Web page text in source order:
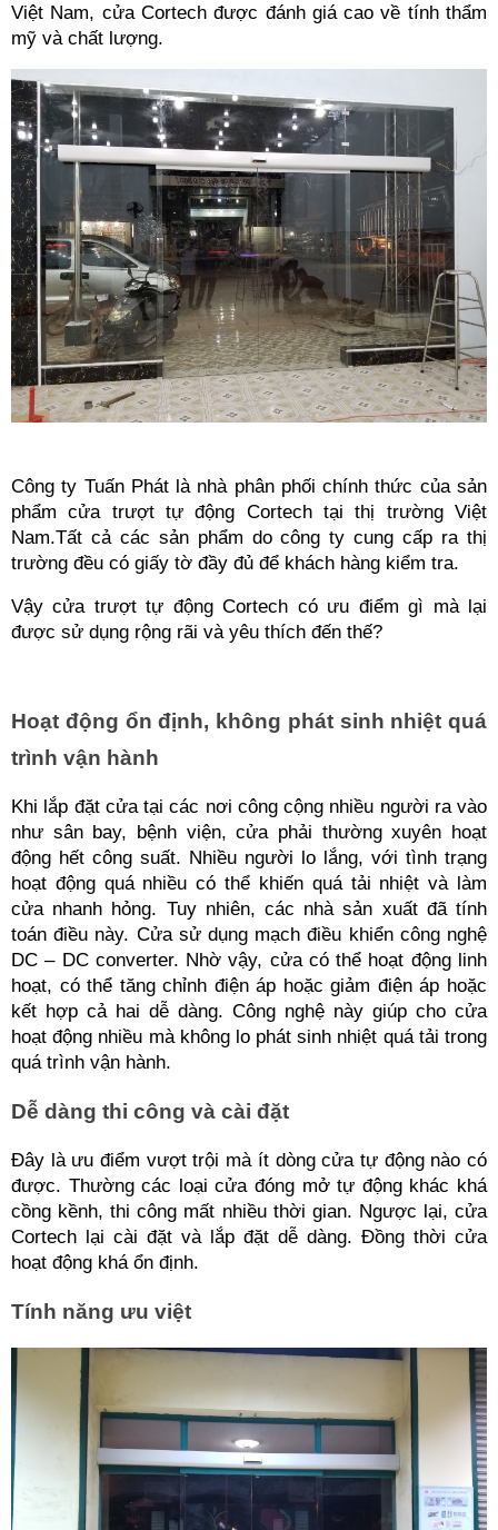
Việt Nam, cửa Cortech được đánh giá cao về tính thẩm
mỹ và chất lượng.
Công ty Tuấn Phát là nhà phân phối chính thức của sản
phẩm cửa trượt tự động Cortech tại thị trường Việt
Nam.Tất cả các sản phẩm do công ty cung cấp ra thị
trường đều có giấy tờ đầy đủ để khách hàng kiểm tra.
Vậy cửa trượt tự động Cortech có ưu điểm gì mà lại
được sử dụng rộng rãi và yêu thích đến thế?
Hoạt động ổn định, không phát sinh nhiệt quá
trình vận hành
Khi lắp đặt cửa tại các nơi công cộng nhiều người ra vào
như sân bay, bệnh viện, cửa phải thường xuyên hoạt
động hết công suất. Nhiều người lo lắng, với tình trạng
hoạt động quá nhiều có thể khiến quá tải nhiệt và làm
cửa nhanh hỏng. Tuy nhiên, các nhà sản xuất đã tính
toán điều này. Cửa sử dụng mạch điều khiển công nghệ
DC – DC converter. Nhờ vậy, cửa có thể hoạt động linh
hoạt, có thể tăng chỉnh điện áp hoặc giảm điện áp hoặc
kết hợp cả hai dễ dàng. Công nghệ này giúp cho cửa
hoạt động nhiều mà không lo phát sinh nhiệt quá tải trong
quá trình vận hành.
Dễ dàng thi công và cài đặt
Đây là ưu điểm vượt trội mà ít dòng cửa tự động nào có
được. Thường các loại cửa đóng mở tự động khác khá
cồng kềnh, thi công mất nhiều thời gian. Ngược lại, cửa
Cortech lại cài đặt và lắp đặt dễ dàng. Đồng thời cửa
hoạt động khá ổn định.
Tính năng ưu việt